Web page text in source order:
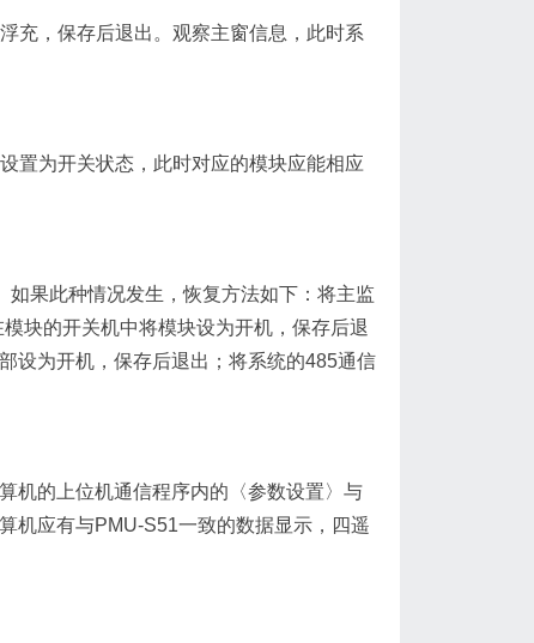
充，保存后退出。观察主窗信息，此时系
置为开关状态，此时对应的模块应能相应
果此种情况发生，恢复方法如下：将主监
块的开关机中将模块设为开机，保存后退
设为开机，保存后退出；将系统的485通信
机的上位机通信程序内的〈参数设置〉与
机应有与PMU-S51一致的数据显示，四遥